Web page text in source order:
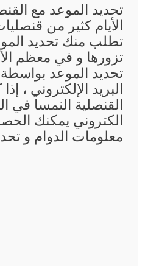
تحديد الموعد مع
الأيام كثير من
تطلب منك تحديد
تزورها و في معظم
تحديد الموعد بواسطة
البريد الإلكتروني ،
القنصلية النمسا في
الكتروني يمكنك
معلومات الدوام و